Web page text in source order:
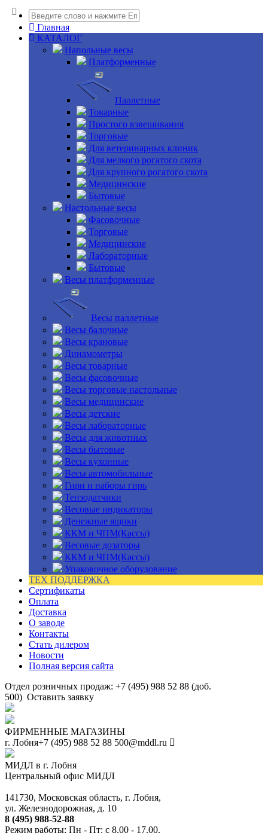
Главная
КАТАЛОГ
Напольные весы
Платформенные
Паллетные
Товарные
Простого взвешивания
Торговые
Для ветеринарных клиник
Для мелкого рогатого скота
Для крупного рогатого скота
Медицинские
Бытовые
Настольные весы
Фасовочные
Торговые
Медицинские
Лабораторные
Бытовые
Весы платформенные
Весы паллетные
Весы балочные
Весы крановые
Динамометры
Весы товарные
Весы фасовочные
Весы торговые настольные
Весы медицинские
Весы детские
Весы лабораторные
Весы для животных
Весы бытовые
Весы кухонные
Весы автомобильные
Гири и наборы гирь
Тензодатчики
Весовые индикаторы
Денежные ящики
ККМ и ЧПМ(Кассы)
Весовые дозаторы
ККМ и ЧПМ(Кассы)
Упаковочное оборудование
ТЕХ ПОДДЕРЖКА
Сертификаты
Оплата
Доставка
О заводе
Контакты
Стать дилером
Новости
Полная версия сайта
Отдел розничных продаж: +7 (495) 988 52 88 (доб.
500) Оставить заявку
ФИРМЕННЫЕ МАГАЗИНЫ
г. Лобня+7 (495) 988 52 88 500@mddl.ru
МИДЛ в г. Лобня
Центральный офис МИДЛ
141730, Московская область, г. Лобня,
ул. Железнодорожная, д. 10
8 (495) 988-52-88
Режим работы: Пн - Пт: с 8.00 - 17.00.